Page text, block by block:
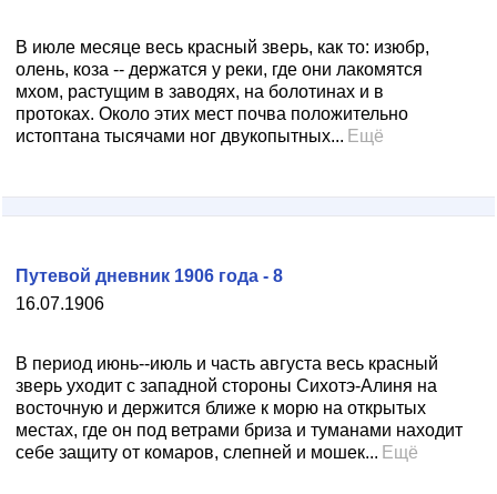
В июле месяце весь красный зверь, как то: изюбр,
олень, коза -- держатся у реки, где они лакомятся
мхом, растущим в заводях, на болотинах и в
протоках. Около этих мест почва положительно
истоптана тысячами ног двукопытных... Ещё
16.07.1906
Путевой дневник 1906 года - 8
В период июнь--июль и часть августа весь красный
зверь уходит с западной стороны Сихотэ-Алиня на
восточную и держится ближе к морю на открытых
местах, где он под ветрами бриза и туманами находит
себе защиту от комаров, слепней и мошек... Ещё